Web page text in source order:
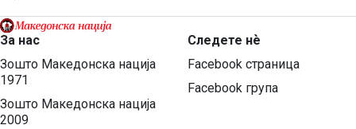
За нас
Зошто Македонска нација
1971
Зошто Македонска нација
2009
Следете нѐ
Facebook страница
Facebook група